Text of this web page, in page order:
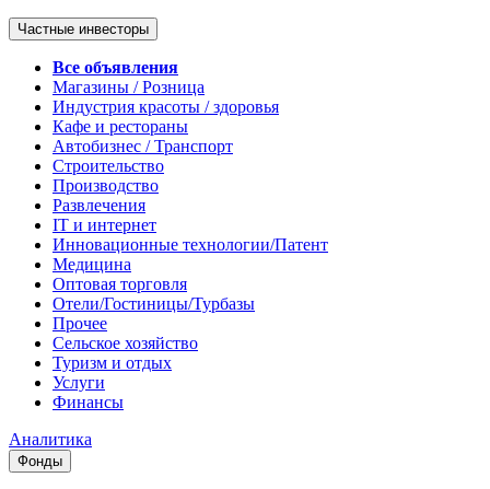
Частные инвесторы
Все объявления
Магазины / Розница
Индустрия красоты / здоровья
Кафе и рестораны
Автобизнес / Транспорт
Строительство
Производство
Развлечения
IT и интернет
Инновационные технологии/Патент
Медицина
Оптовая торговля
Отели/Гостиницы/Турбазы
Прочее
Сельское хозяйство
Туризм и отдых
Услуги
Финансы
Аналитика
Фонды